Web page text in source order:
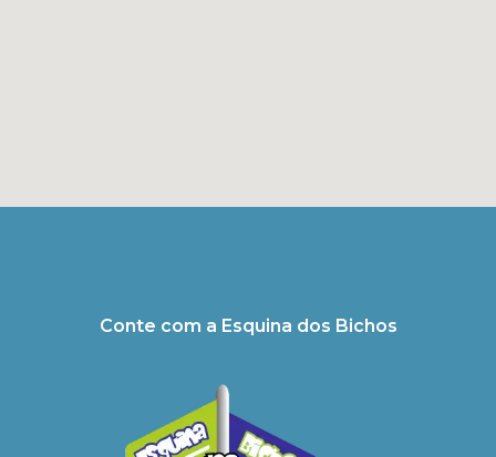
Conte com a Esquina dos Bichos